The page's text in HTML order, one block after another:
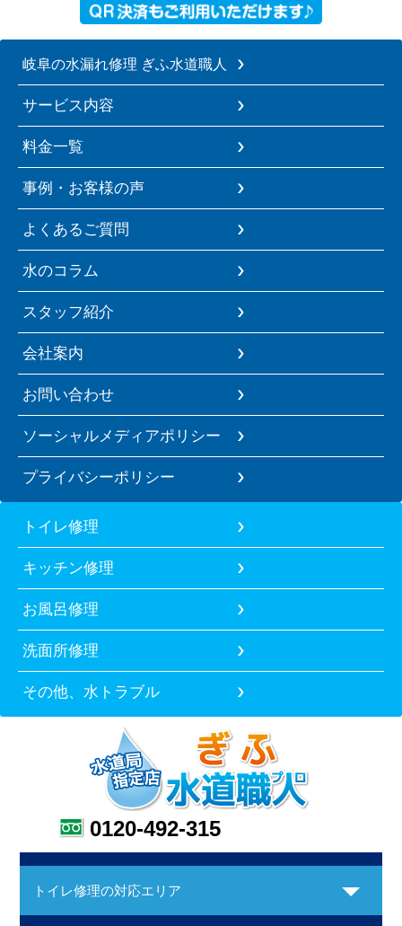
岐阜の水漏れ修理 ぎふ水道職人
サービス内容
料金一覧
事例・お客様の声
よくあるご質問
水のコラム
スタッフ紹介
会社案内
お問い合わせ
ソーシャルメディアポリシー
プライバシーポリシー
トイレ修理
キッチン修理
お風呂修理
洗面所修理
その他、水トラブル
0120-492-315
トイレ修理の対応エリア